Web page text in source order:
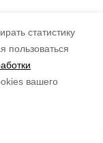
статистику
пользоваться
вашего